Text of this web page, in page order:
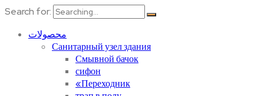
Search for:
محصولات
Санитарный узел здания
Смывной бачок
сифон
«Переходник